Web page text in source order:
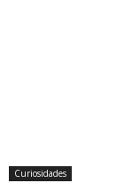
Curiosidades